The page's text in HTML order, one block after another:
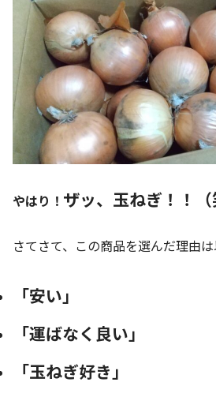
やはり！ ザッ、玉ねぎ！！（
さてさて、この商品を選んだ理由
「安い」
「運ばなく良い」
「玉ねぎ好き」